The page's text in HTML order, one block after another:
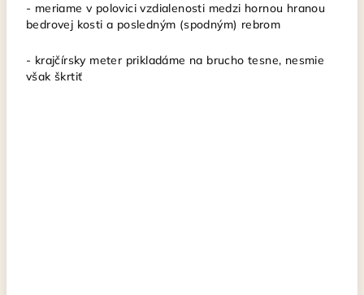
- meriame v polovici vzdialenosti medzi hornou hranou
bedrovej kosti a posledným (spodným) rebrom
- krajčírsky meterprikladáme na brucho tesne, nesmie
však škrtiť